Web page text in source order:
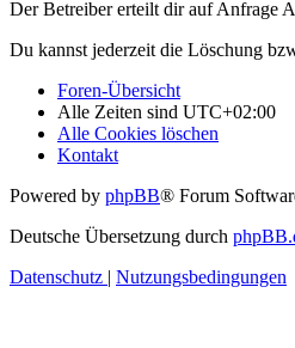
Der Betreiber erteilt dir auf Anfrage
Du kannst jederzeit die Löschung
Foren-Übersicht
Alle Zeiten sind UTC+02:00
Alle Cookies löschen
Kontakt
Powered by phpBB® Forum
Deutsche Übersetzung durch
Datenschutz | Nutzungsbedingungen